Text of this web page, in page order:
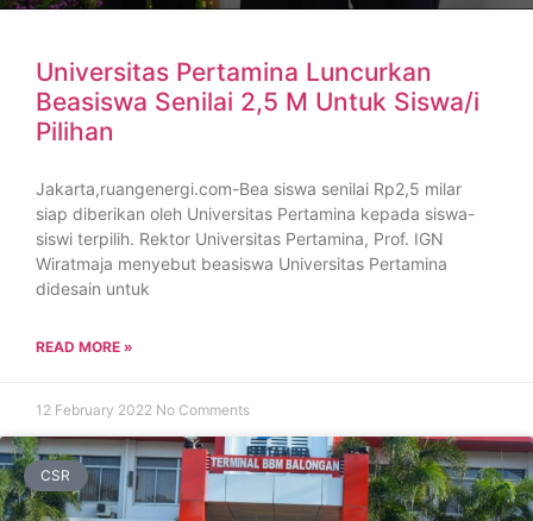
Universitas Pertamina Luncurkan
Beasiswa Senilai 2,5 M Untuk Siswa/i
Pilihan
Jakarta,ruangenergi.com-Bea siswa senilai Rp2,5 milar
siap diberikan oleh Universitas Pertamina kepada siswa-
siswi terpilih. Rektor Universitas Pertamina, Prof. IGN
Wiratmaja menyebut beasiswa Universitas Pertamina
didesain untuk
READ MORE »
12 February 2022 No Comments
CSR